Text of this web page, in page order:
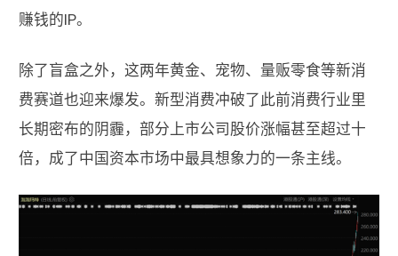
赚钱的IP。
除了盲盒之外，这两年黄金、宠物、量贩零食等新消
费赛道也迎来爆发。新型消费冲破了此前消费行业里
长期密布的阴霾，部分上市公司股价涨幅甚至超过十
倍，成了中国资本市场中最具想象力的一条主线。